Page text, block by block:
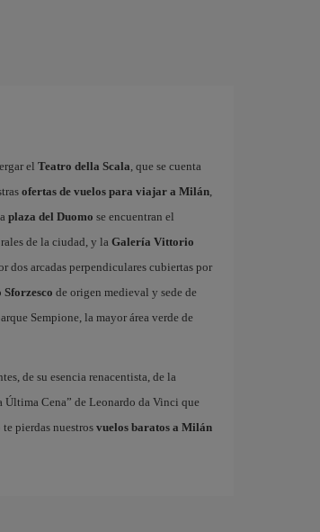
el Teatro della Scala, que se cuenta
ofertas de vuelos para viajar a Milán,
plaza del Duomo se encuentran el
de la ciudad, y la Galería Vittorio
dos arcadas perpendiculares cubiertas por
Sforzesco de origen medieval y sede de
Sempione, la mayor área verde de
de su esencia renacentista, de la
Cena” de Leonardo da Vinci que
pierdas nuestros vuelos baratos a Milán